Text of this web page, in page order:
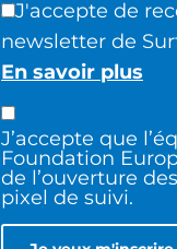
J'accepte de
newsletter de
En savoir plus
J’accepte que
Foundation
de l’ouverture
pixel de suivi.